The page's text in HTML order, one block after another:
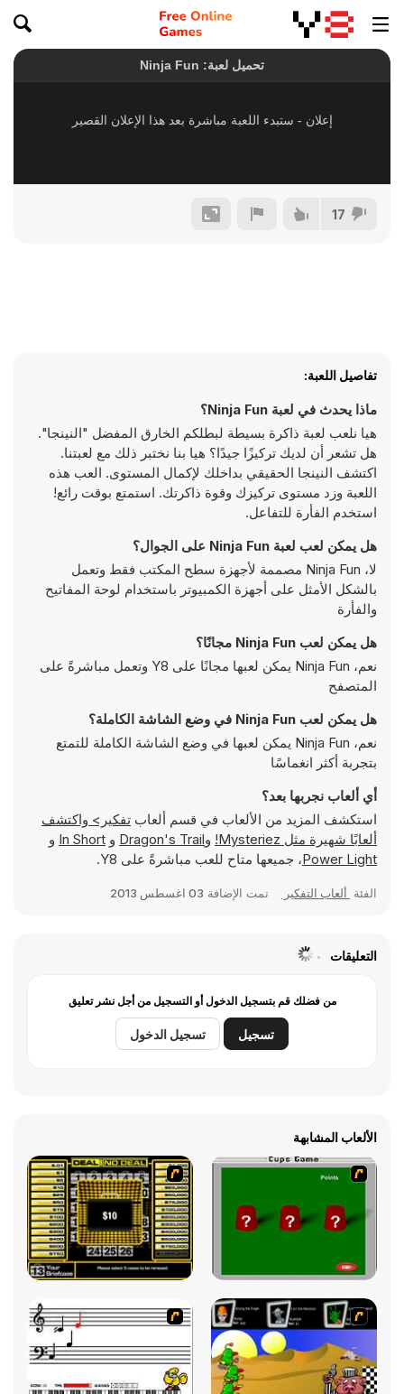
17
تفاصيل اللعبة:
ماذا يحدث في لعبة Ninja Fun؟
هيا نلعب لعبة ذاكرة بسيطة لبطلكم الخارق المفضل "النينجا".
هل تشعر أن لديك تركيزًا جيدًا؟ هيا بنا نختبر ذلك مع لعبتنا.
اكتشف النينجا الحقيقي بداخلك لإكمال المستوى. العب هذه
اللعبة وزد مستوى تركيزك وقوة ذاكرتك. استمتع بوقت رائع!
استخدم الفأرة للتفاعل.
هل يمكن لعب لعبة Ninja Fun على الجوال؟
لا، Ninja Fun مصممة لأجهزة سطح المكتب فقط وتعمل
بالشكل الأمثل على أجهزة الكمبيوتر باستخدام لوحة المفاتيح
والفأرة
هل يمكن لعب Ninja Fun مجانًا؟
نعم، Ninja Fun يمكن لعبها مجانًا على Y8 وتعمل مباشرةً على
المتصفح
هل يمكن لعب Ninja Fun في وضع الشاشة الكاملة؟
نعم، Ninja Fun يمكن لعبها في وضع الشاشة الكاملة للتمتع
بتجربة أكثر انغماسًا
أي ألعاب نجربها بعد؟
استكشف المزيد من الألعاب في قسم ألعاب
تفكير> واكتشف
ألعابًا شهيرة مثل Mysteriez! وDragon's Trail و In Short و
Power Light، جميعها متاح للعب مباشرةً على Y8.
الفئة ألعاب التفكير تمت الإضافة 03 اغسطس 2013
التعليقات
من فضلك قم بتسجيل الدخول أو التسجيل من أجل نشر تعليق
تسجيل تسجيل الدخول
الألعاب المشابهة